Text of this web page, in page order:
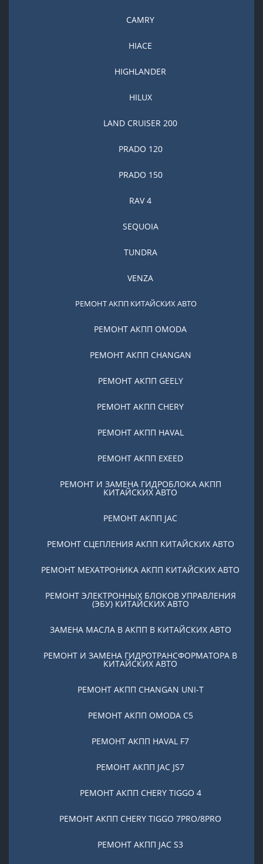
CAMRY
HIACE
HIGHLANDER
HILUX
LAND CRUISER 200
PRADO 120
PRADO 150
RAV 4
SEQUOIA
TUNDRA
VENZA
РЕМОНТ АКПП КИТАЙСКИХ АВТО
РЕМОНТ АКПП OMODA
РЕМОНТ АКПП CHANGAN
РЕМОНТ АКПП GEELY
РЕМОНТ АКПП CHERY
РЕМОНТ АКПП HAVAL
РЕМОНТ АКПП EXEED
РЕМОНТ И ЗАМЕНА ГИДРОБЛОКА АКПП
КИТАЙСКИХ АВТО
РЕМОНТ АКПП JAC
РЕМОНТ СЦЕПЛЕНИЯ АКПП КИТАЙСКИХ АВТО
РЕМОНТ МЕХАТРОНИКА АКПП КИТАЙСКИХ АВТО
РЕМОНТ ЭЛЕКТРОННЫХ БЛОКОВ УПРАВЛЕНИЯ
(ЭБУ) КИТАЙСКИХ АВТО
ЗАМЕНА МАСЛА В АКПП В КИТАЙСКИХ АВТО
РЕМОНТ И ЗАМЕНА ГИДРОТРАНСФОРМАТОРА В
КИТАЙСКИХ АВТО
РЕМОНТ АКПП CHANGAN UNI-T
РЕМОНТ АКПП OMODA C5
РЕМОНТ АКПП HAVAL F7
РЕМОНТ АКПП JAC JS7
РЕМОНТ АКПП CHERY TIGGO 4
РЕМОНТ АКПП CHERY TIGGO 7PRO/8PRO
РЕМОНТ АКПП JAC S3